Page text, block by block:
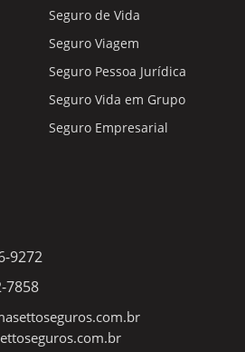
Seguro de Vida
Seguro Viagem
Seguro Pessoa Jurídica
Seguro Vida em Grupo
Seguro Empresarial
9272
7858